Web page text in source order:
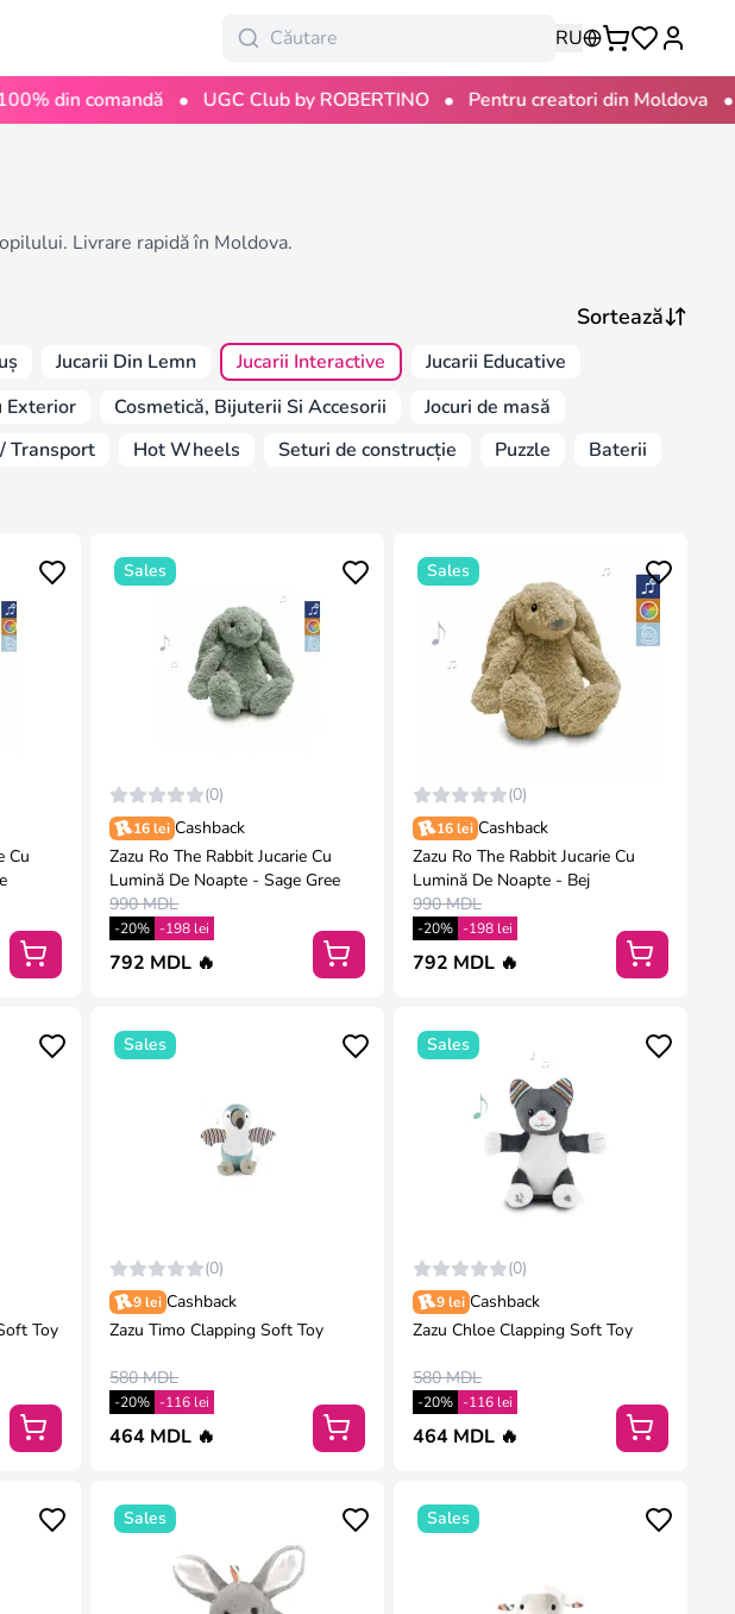
RU
comandă • UGC Club by ROBERTINO • Pentru creatori din Moldova • 100
Livrare rapidă în Moldova.
Jucarii Din Lemn Jucarii Interactive
Jucarii Educative
Exterior Cosmetică, Bijuterii Si Accesorii
Jocuri de masă
Transport Hot Wheels Seturi de construcție Puzzle Baterii
Cu
Sales
(0)
16 lei Cashback
Zazu Ro The Rabbit Jucarie Cu
Lumină De Noapte - Sage Gree
990 MDL
-20% -198 lei
792 MDL 🔥
Sales
(0)
16 lei Cashback
Zazu Ro The Rabbit Jucarie Cu
Lumină De Noapte - Bej
990 MDL
-20% -198 lei
792 MDL 🔥
Toy
Sales
(0)
9 lei Cashback
Zazu Timo Clapping Soft Toy
580 MDL
-20% -116 lei
464 MDL 🔥
Sales
(0)
9 lei Cashback
Zazu Chloe Clapping Soft Toy
580 MDL
-20% -116 lei
464 MDL 🔥
Sales Sales